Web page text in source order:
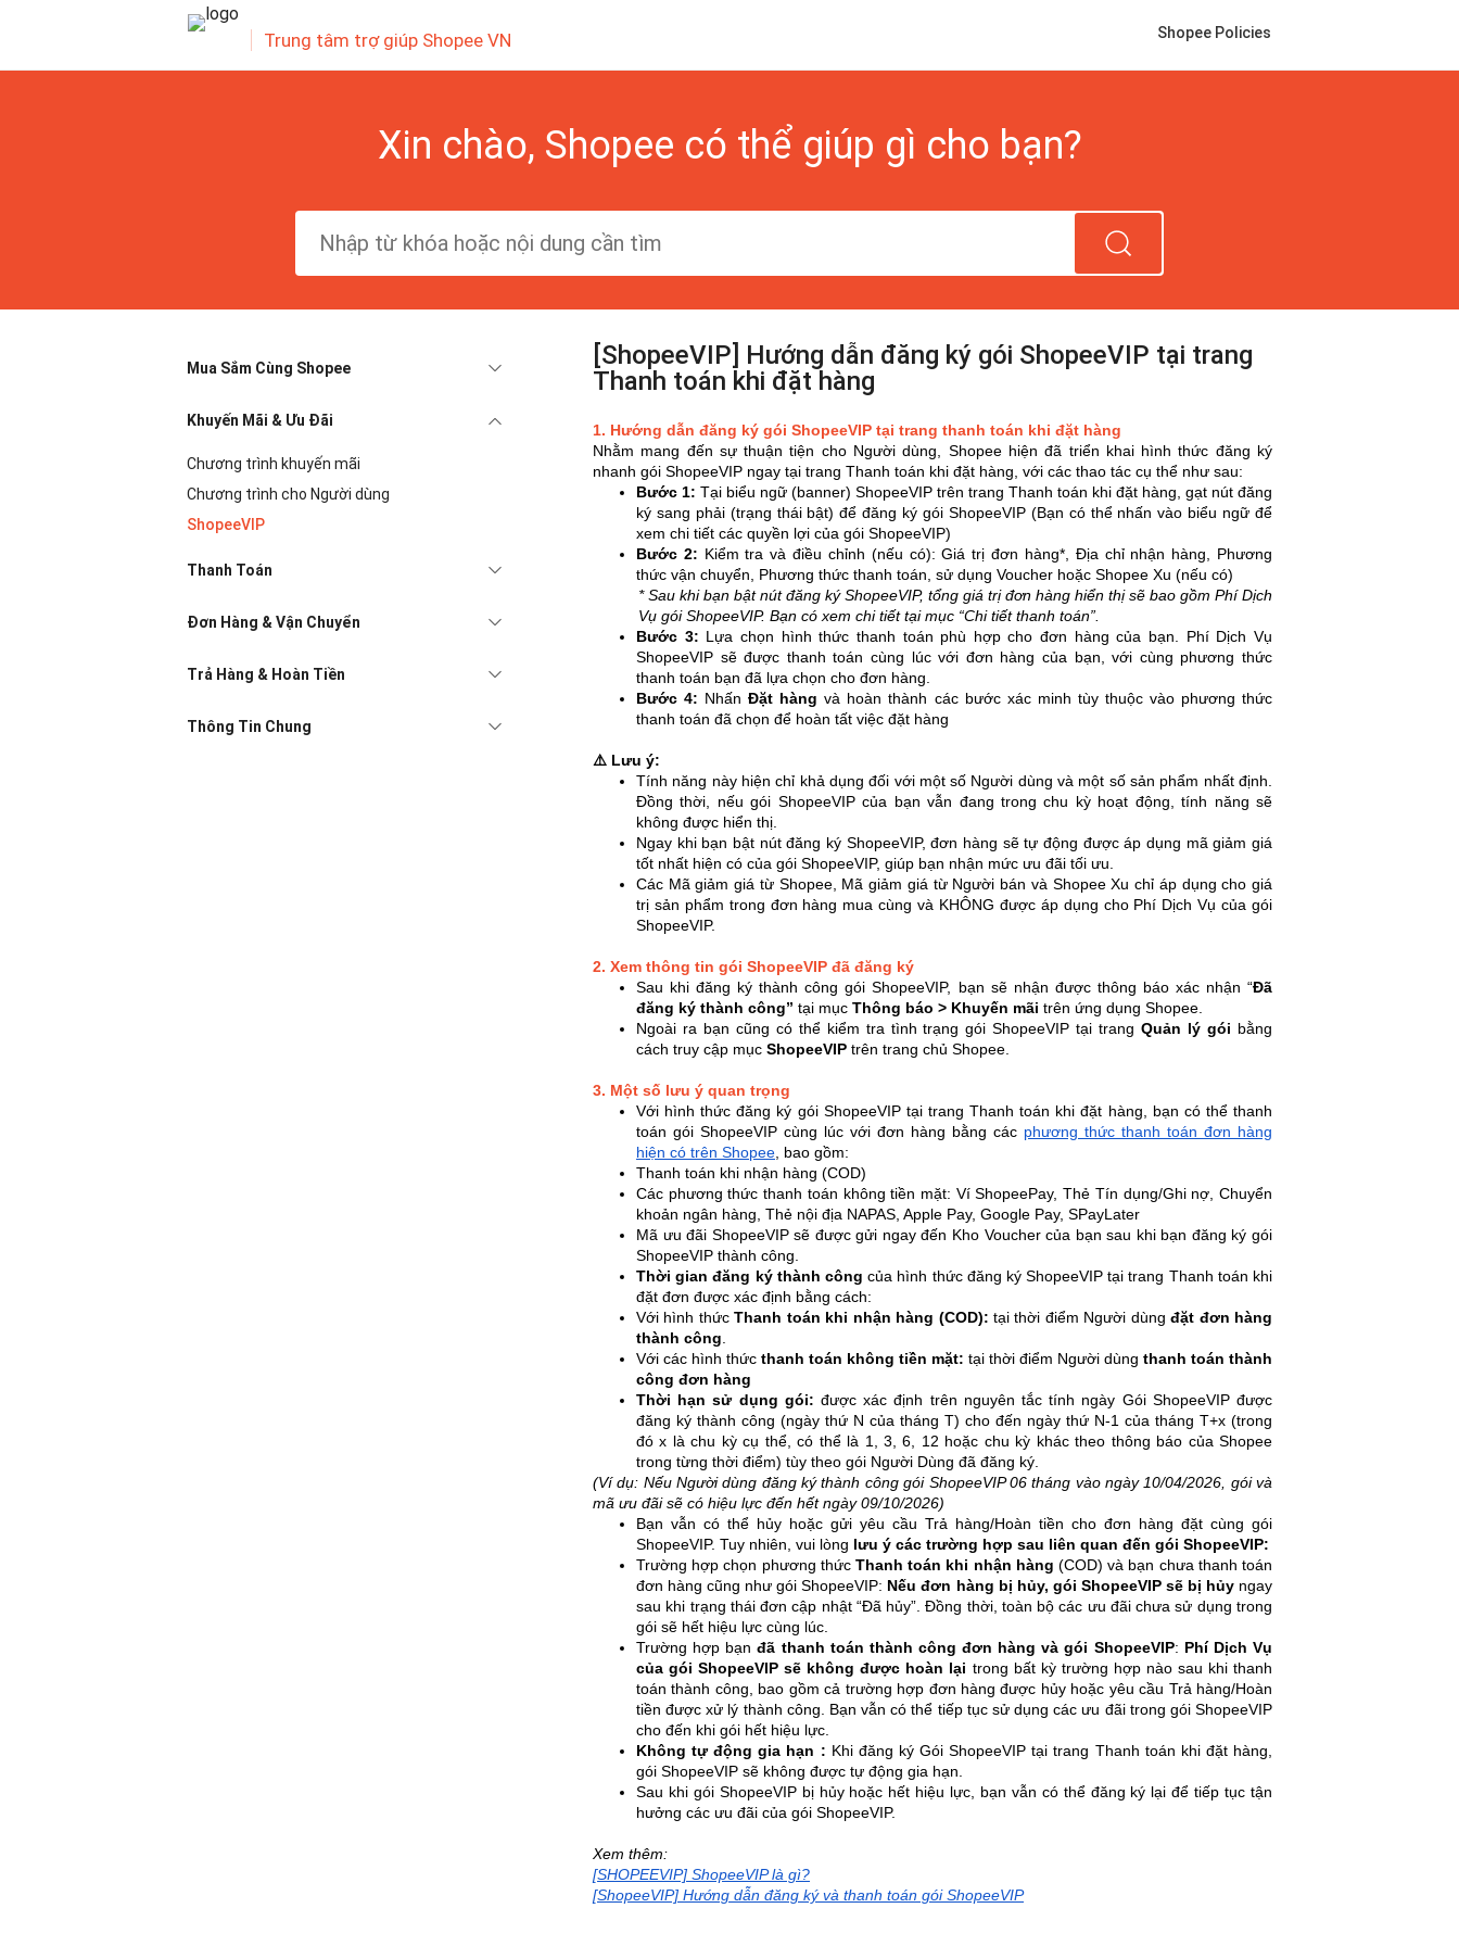
Trung tâm trợ giúp Shopee VN Shopee Policies
Xin chào, Shopee có thể giúp gì cho bạn?
Mua Sắm Cùng Shopee
Khuyến Mãi & Ưu Đãi
Chương trình khuyến mãi
Chương trình cho Người dùng
ShopeeVIP
Thanh Toán
Đơn Hàng & Vận Chuyển
Trả Hàng & Hoàn Tiền
Thông Tin Chung
[ShopeeVIP] Hướng dẫn đăng ký gói ShopeeVIP tại trang
Thanh toán khi đặt hàng
1. Hướng dẫn đăng ký gói ShopeeVIP tại trang thanh toán khi đặt hàng
Nhằm mang đến sự thuận tiện cho Người dùng, Shopee hiện đã triển khai hình thức đăng ký
nhanh gói ShopeeVIP ngay tại trang Thanh toán khi đặt hàng, với các thao tác cụ thể như sau:
Bước 1: Tại biểu ngữ (banner) ShopeeVIP trên trang Thanh toán khi đặt hàng, gạt nút đăng
ký sang phải (trạng thái bật) để đăng ký gói ShopeeVIP (Bạn có thể nhấn vào biểu ngữ để
xem chi tiết các quyền lợi của gói ShopeeVIP)
Bước 2: Kiểm tra và điều chỉnh (nếu có): Giá trị đơn hàng*, Địa chỉ nhận hàng, Phương
thức vận chuyển, Phương thức thanh toán, sử dụng Voucher hoặc Shopee Xu (nếu có)
* Sau khi bạn bật nút đăng ký ShopeeVIP, tổng giá trị đơn hàng hiển thị sẽ bao gồm Phí Dịch
Vụ gói ShopeeVIP. Bạn có xem chi tiết tại mục “Chi tiết thanh toán”.
Bước 3: Lựa chọn hình thức thanh toán phù hợp cho đơn hàng của bạn. Phí Dịch Vụ
ShopeeVIP sẽ được thanh toán cùng lúc với đơn hàng của bạn, với cùng phương thức
thanh toán bạn đã lựa chọn cho đơn hàng.
Bước 4: NhấnĐặt hàng và hoàn thành các bước xác minh tùy thuộc vào phương thức
thanh toán đã chọn để hoàn tất việc đặt hàng
⚠️ Lưu ý:
Tính năng này hiện chỉ khả dụng đối với một số Người dùng và một số sản phẩm nhất định.
Đồng thời, nếu gói ShopeeVIP của bạn vẫn đang trong chu kỳ hoạt động, tính năng sẽ
không được hiển thị.
Ngay khi bạn bật nút đăng ký ShopeeVIP, đơn hàng sẽ tự động được áp dụng mã giảm giá
tốt nhất hiện có của gói ShopeeVIP, giúp bạn nhận mức ưu đãi tối ưu.
Các Mã giảm giá từ Shopee, Mã giảm giá từ Người bán và Shopee Xu chỉ áp dụng cho giá
trị sản phẩm trong đơn hàng mua cùng và KHÔNG được áp dụng cho Phí Dịch Vụ của gói
ShopeeVIP.
2. Xem thông tin gói ShopeeVIP đã đăng ký
Sau khi đăng ký thành công gói ShopeeVIP, bạn sẽ nhận được thông báo xác nhận “Đã
đăng ký thành công” tại mục Thông báo > Khuyến mãi trên ứng dụng Shopee.
Ngoài ra bạn cũng có thể kiểm tra tình trạng gói ShopeeVIP tại trangQuản lý gói bằng
cách truy cập mục ShopeeVIP trên trang chủ Shopee.
3. Một số lưu ý quan trọng
Với hình thức đăng ký gói ShopeeVIP tại trang Thanh toán khi đặt hàng, bạn có thể thanh
toán gói ShopeeVIP cùng lúc với đơn hàng bằng các phương thức thanh toán đơn hàng
hiện có trên Shopee , bao gồm:
Thanh toán khi nhận hàng (COD)
Các phương thức thanh toán không tiền mặt: Ví ShopeePay,Thẻ Tín dụng/Ghi nợ, Chuyển
khoản ngân hàng, Thẻ nội địa NAPAS, Apple Pay, Google Pay, SPayLater
Mã ưu đãi ShopeeVIP sẽ được gửi ngay đến Kho Voucher của bạn sau khi bạn đăng ký gói
ShopeeVIP thành công.
Thời gian đăng ký thành công của hình thức đăng ký ShopeeVIP tại trang Thanh toán khi
đặt đơn được xác định bằng cách:
Với hình thứcThanh toán khi nhận hàng (COD): tại thời điểm Người dùngđặt đơn hàng
thành công
Với các hình thức thanh toán không tiền mặt: tại thời điểm Người dùng thanh toán thành
công đơn hàng
Thời hạn sử dụng gói: được xác định trên nguyên tắc tính ngày Gói ShopeeVIP được
đăng ký thành công (ngày thứ N của tháng T) cho đến ngày thứ N-1 của tháng T+x (trong
đó x là chu kỳ cụ thể, có thể là 1, 3, 6, 12 hoặc chu kỳ khác theo thông báo của Shopee
trong từng thời điểm) tùy theo gói Người Dùng đã đăng ký.
(Ví dụ: Nếu Người dùng đăng ký thành công gói ShopeeVIP 06 tháng vào ngày 10/04/2026, gói và
mã ưu đãi sẽ có hiệu lực đến hết ngày 09/10/2026)
Bạn vẫn có thể hủy hoặc gửi yêu cầu Trả hàng/Hoàn tiền cho đơn hàng đặt cùng gói
ShopeeVIP. Tuy nhiên, vui lòng lưu ý các trường hợp sau liên quan đến gói ShopeeVIP:
Trường hợp chọn phương thức Thanh toán khi nhận hàng (COD) và bạn chưa thanh toán
đơn hàng cũng như gói ShopeeVIP: Nếu đơn hàng bị hủy, gói ShopeeVIP sẽ bị hủyngay
sau khi trạng thái đơn cập nhật “Đã hủy”. Đồng thời, toàn bộ các ưu đãi chưa sử dụng trong
gói sẽ hết hiệu lực cùng lúc.
Trường hợp bạnđã thanh toán thành công đơn hàng và gói ShopeeVIP: Phí Dịch Vụ
của gói ShopeeVIP sẽ không được hoàn lại trong bất kỳ trường hợp nào sau khi thanh
toán thành công, bao gồm cả trường hợp đơn hàng được hủy hoặc yêu cầu Trả hàng/Hoàn
tiền được xử lý thành công. Bạn vẫn có thể tiếp tục sử dụng các ưu đãi trong gói ShopeeVIP
cho đến khi gói hết hiệu lực.
Không tự động gia hạn : Khi đăng ký Gói ShopeeVIP tại trang Thanh toán khi đặt hàng,
gói ShopeeVIP sẽ không được tự động gia hạn.
Sau khi gói ShopeeVIP bị hủy hoặc hết hiệu lực, bạn vẫn có thể đăng ký lại để tiếp tục tận
hưởng các ưu đãi của gói ShopeeVIP.
Xem thêm:
[SHOPEEVIP] ShopeeVIP là gì?
[ShopeeVIP] Hướng dẫn đăng ký và thanh toán gói ShopeeVIP